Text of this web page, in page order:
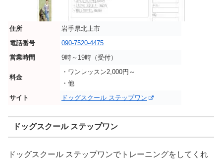
住所
岩手県北上市
電話番号
090-7520-4475
営業時間
9時～19時（受付）
料金
・ワンレッスン2,000円～
・他
サイト
ドッグスクール ステップワン
ドッグスクール ステップワン
ドッグスクール ステップワンでトレーニングをしてくれ